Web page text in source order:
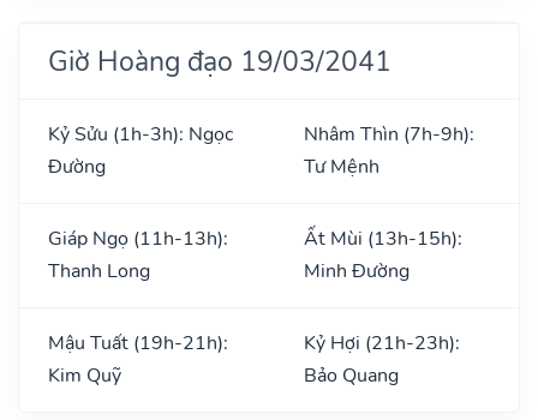
Giờ Hoàng đạo 19/03/2041
Kỷ Sửu (1h-3h): Ngọc
Đường
Nhâm Thìn (7h-9h):
Tư Mệnh
Giáp Ngọ (11h-13h):
Thanh Long
Ất Mùi (13h-15h):
Minh Đường
Mậu Tuất (19h-21h):
Kim Quỹ
Kỷ Hợi (21h-23h):
Bảo Quang